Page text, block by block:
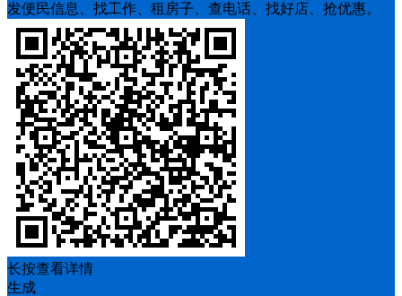
发便民信息、找工作、租房子、查电话、找好店、抢优惠。
长按查看详情
生成